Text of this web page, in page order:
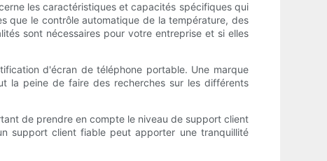
les caractéristiques et capacités spécifiques qui
que le contrôle automatique de la température, des
sont nécessaires pour votre entreprise et si elles
d'écran de téléphone portable. Une marque
la peine de faire des recherches sur les différents
de prendre en compte le niveau de support client
support client fiable peut apporter une tranquillité